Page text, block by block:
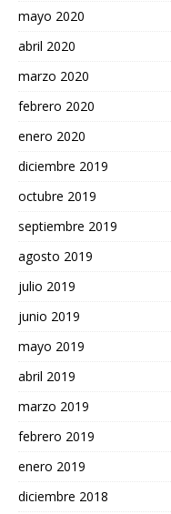
mayo 2020
abril 2020
marzo 2020
febrero 2020
enero 2020
diciembre 2019
octubre 2019
septiembre 2019
agosto 2019
julio 2019
junio 2019
mayo 2019
abril 2019
marzo 2019
febrero 2019
enero 2019
diciembre 2018